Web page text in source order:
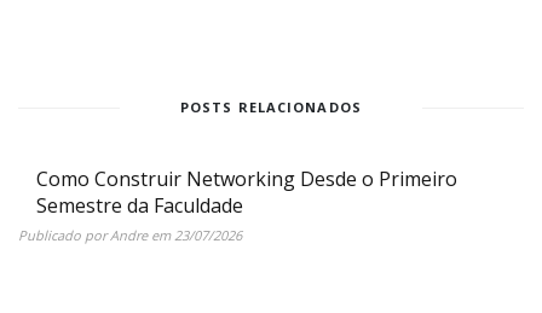
POSTS RELACIONADOS
Como Construir Networking Desde o Primeiro
Semestre da Faculdade
Publicado porAndreem23/07/2026